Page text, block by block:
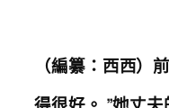
（編纂：西西）